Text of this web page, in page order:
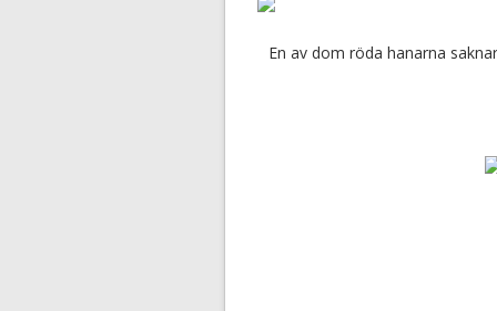
En av dom röda hanarna